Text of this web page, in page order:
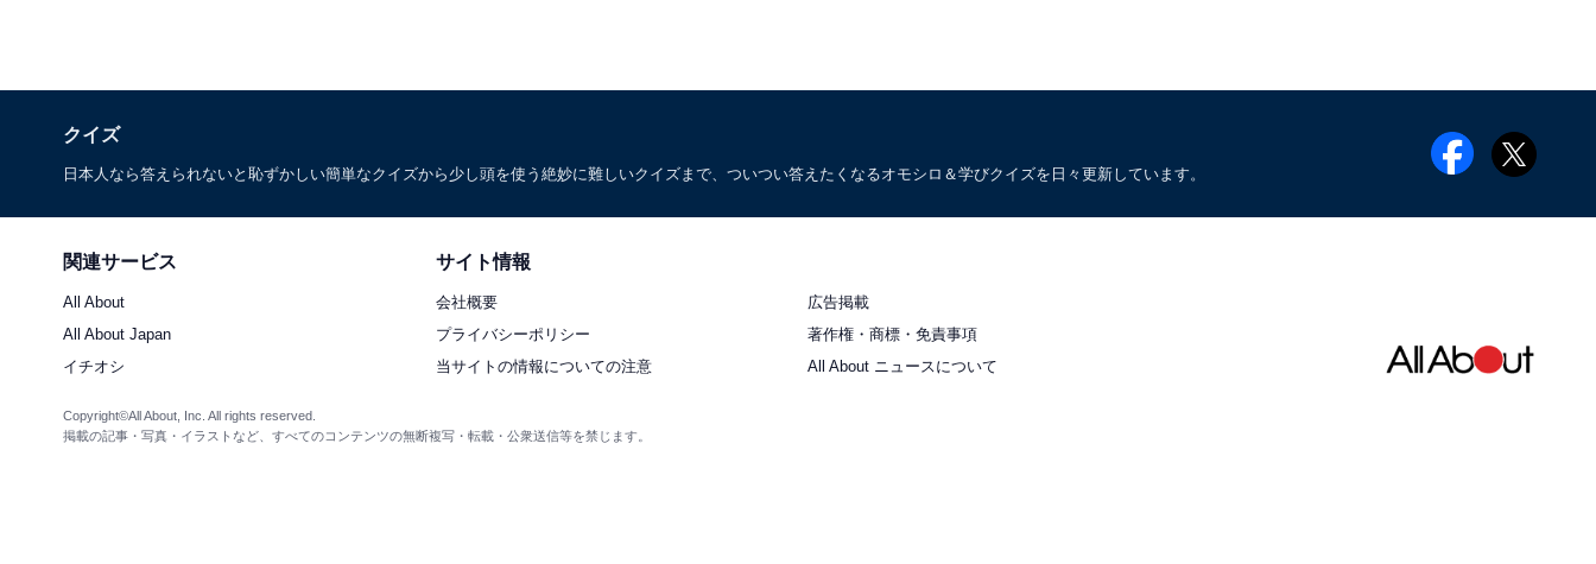
クイズ
日本人なら答えられないと恥ずかしい簡単なクイズから少し頭を使う絶妙に難しいクイズまで、ついつい答えたくなるオモシロ＆学びクイズを日々更新しています。
関連サービス
All About
All About Japan
イチオシ
サイト情報
会社概要
広告掲載
プライバシーポリシー
著作権・商標・免責事項
当サイトの情報についての注意
All About ニュースについて
Copyright©All About, Inc. All rights reserved.
掲載の記事・写真・イラストなど、すべてのコンテンツの無断複写・転載・公衆送信等を禁じます。